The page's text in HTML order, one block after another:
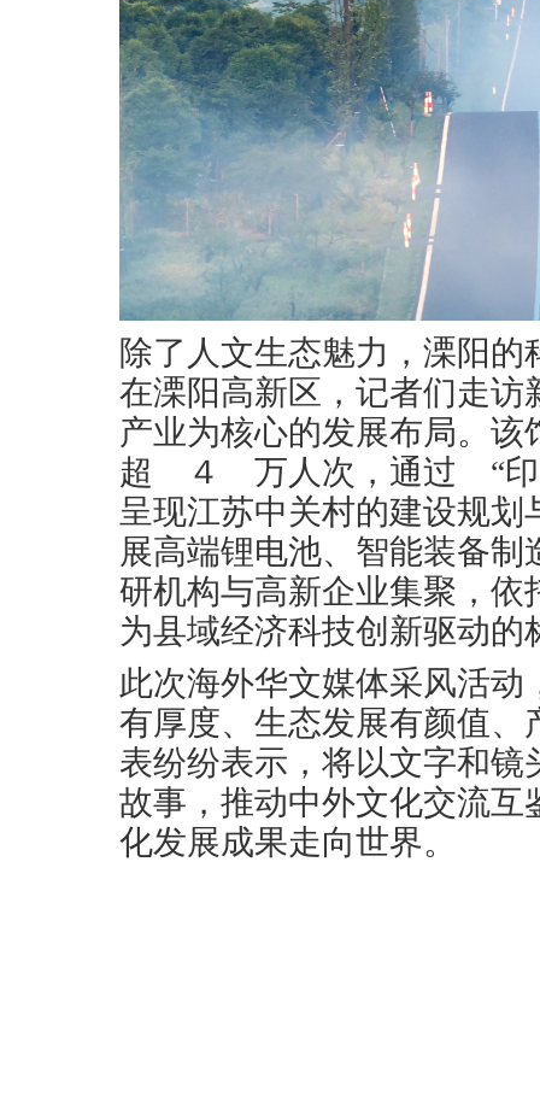
除了人文生态魅力，溧阳
在溧阳高新区，记者们走
产业为核心的发展布局。
超 ４ 万人次，通过 “印
呈现江苏中关村的建设规
展高端锂电池、智能装备
研机构与高新企业集聚，
为县域经济科技创新驱动的
此次海外华文媒体采风活
有厚度、生态发展有颜值
表纷纷表示，将以文字和
故事，推动中外文化交流
化发展成果走向世界。